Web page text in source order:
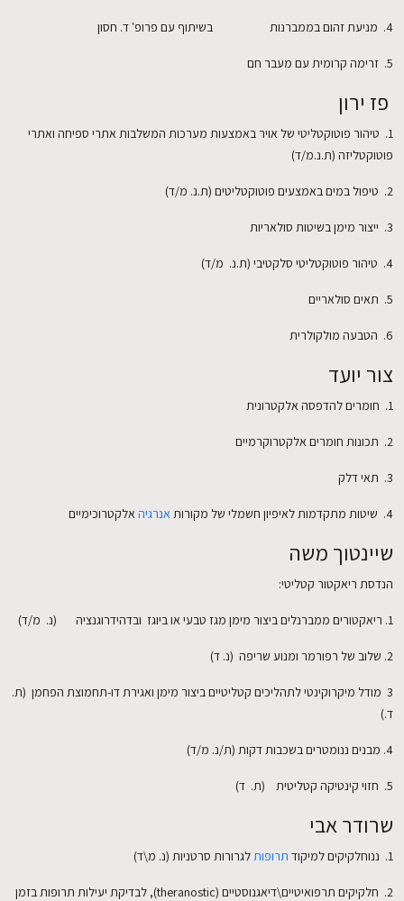
4. מניעת זהום בממברנות בשיתוף עם פרופ' ד. חסון
5. זרימה קרומית עם מעבר חם
פז ירון
1. טיהור פוטוקטליטי של אויר באמצעות מערכות המשלבות אתרי ספיחה ואתרי
פוטוקטליזה (ת.נ.מ/ד)
2. טיפול במים באמצעים פוטוקטליטים (ת.נ. מ/ד)
3. ייצור מימן בשיטות סולאריות
4. טיהור פוטוקטליטי סלקטיבי (ת.נ. מ/ד)
5. תאים סולאריים
6. הטבעה מולקולרית
צור יועד
1. חומרים להדפסה אלקטרונית
2. תכונות חומרים אלקטרוקרמיים
3. תאי דלק
4. שיטות מתקדמות לאיפיון חשמלי של מקורות אנרגיה אלקטרוכימיים
שיינטוך משה
הנדסת ריאקטור קטליטי:
1. ריאקטורים ממברנלים ביצור מימן מגז טבעי או ביוגז ובדהידרוגנציה (נ. מ/ד)
2. שלוב של רפורמר ומנוע שריפה (נ. ד)
3 מודל מיקרוקינטי לתהליכים קטליטיים ביצור מימן ואגירת דו-תחמוצת הפחמן (ת.
ד.)
4. מבנים ננומטרים בשכבות דקות (ת/נ. מ/ד)
5. חזוי קינטיקה קטליטית (ת. ד)
שרודר אבי
1. ננוחלקיקים למיקוד תרופותלגרורות סרטניות (נ. מ\ד)
2. חלקיקים תרפואיטיים\דיאגנוסטיים (theranostic), לבדיקת יעילות תרופות בזמן